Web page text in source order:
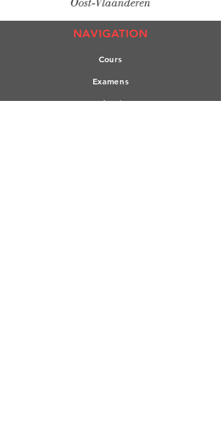
NAVIGATION
Cours
Examens
Test de niveau